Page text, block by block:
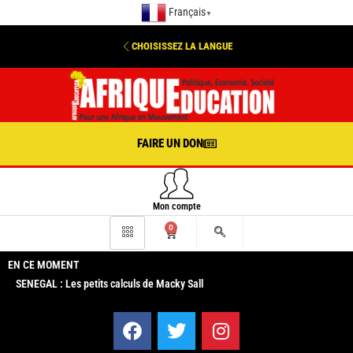
Français ▼
CHOISISSEZ LA LANGUE
FAIRE UN DON
Mon compte
0
EN CE MOMENT
SENEGAL : Les petits calculs de Macky Sall